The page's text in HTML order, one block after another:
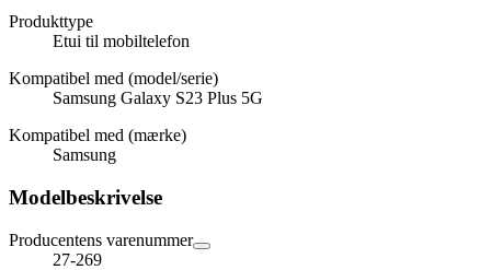
Produkttype
Etui til mobiltelefon
Kompatibel med (model/serie)
Samsung Galaxy S23 Plus 5G
Kompatibel med (mærke)
Samsung
Modelbeskrivelse
Producentens varenummer
27-269